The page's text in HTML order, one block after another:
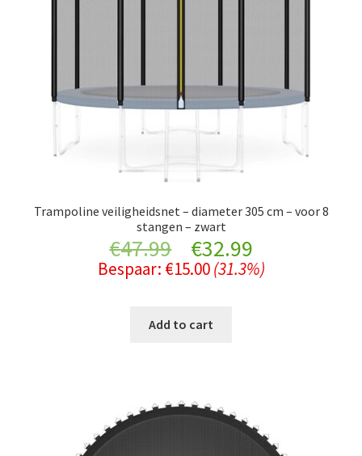
Trampoline veiligheidsnet – diameter 305 cm – voor 8
stangen – zwart
€47.99
Original
price
was:
€32.99Current
price
Bespaar: €15.00 (31.3%)
Add to cart